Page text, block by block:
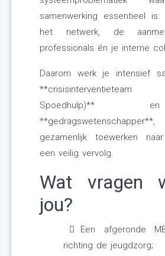
samenwerking essentieel is:
het netwerk, de
professionals én je interne
Daarom werk je intensief
**crisisinterventieteam
gezamenlijk toewerken
een veilig vervolg.
Wat vragen
jou?
Een afgeronde
richting de jeugdzorg;